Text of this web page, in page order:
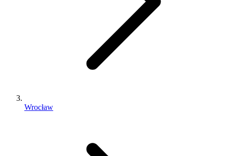
Wrocław